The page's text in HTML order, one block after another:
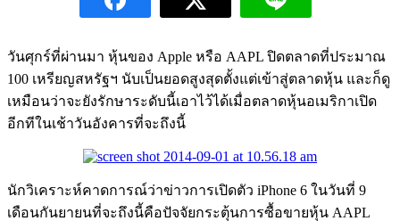
วันศุกร์ที่ผ่านมา หุ้นของ Apple หรือ AAPL ปิดตลาดที่ประมาณ
100 เหรียญสหรัฐฯ นับเป็นยอดสูงสุดตั้งแต่เข้าสู่ตลาดหุ้น และก็ดู
เหมือนว่าจะยังรักษาระดับนี้เอาไว้ได้เมื่อตลาดหุ้นอเมริกาเปิด
อีกทีในเช้าวันอังคารที่จะถึงนี้
นักวิเคราะห์คาดการณ์ว่าข่าวการเปิดตัว iPhone 6 ในวันที่ 9
เดือนกันยายนที่จะถึงนี้คือปัจจัยกระตุ้นการซื้อขายหุ้น AAPL